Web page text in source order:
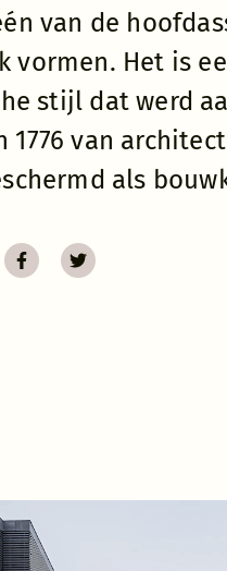
van de
vormen. Het is
stijl dat werd
1776 van
als
De
Een
de